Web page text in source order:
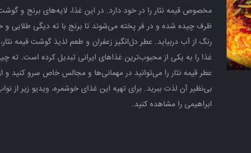
مخصوص قیمه نثار را در خود دارد. در این غذا، لایه‌های برنج و
ظرف چیده شده و در فر پخته می‌شوند تا برنج با ته دیگی طلایی
رنگ از آب دربیاید. عطر دل‌انگیز زعفران و طعم لذیذ گوشت قیمه
غذا را به یکی از محبوب‌ترین غذاهای ایرانی تبدیل کرده است. ته
عطر قیمه نثار را می‌توانید در مهمانی‌ها و مجالس خاص سرو کنید و
بی‌نظیر آن لذت ببرید. برای تهیه این غذای خوشمره، ویدیو زیر از
ابراهیمی را مشاهده کنید.